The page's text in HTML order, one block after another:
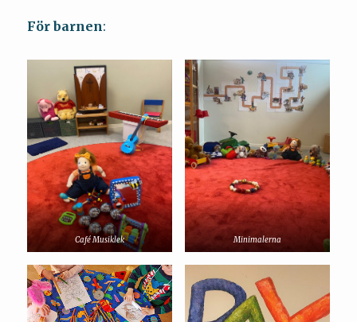
För barnen:
Café Musiklek Minimalerna